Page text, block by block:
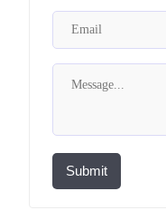
Submit